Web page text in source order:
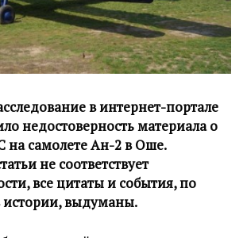
в интернет-портале
недостоверность материала о
на самолете Ан-2 в Оше.
не соответствует
все цитаты и события, по
истории, выдуманы.